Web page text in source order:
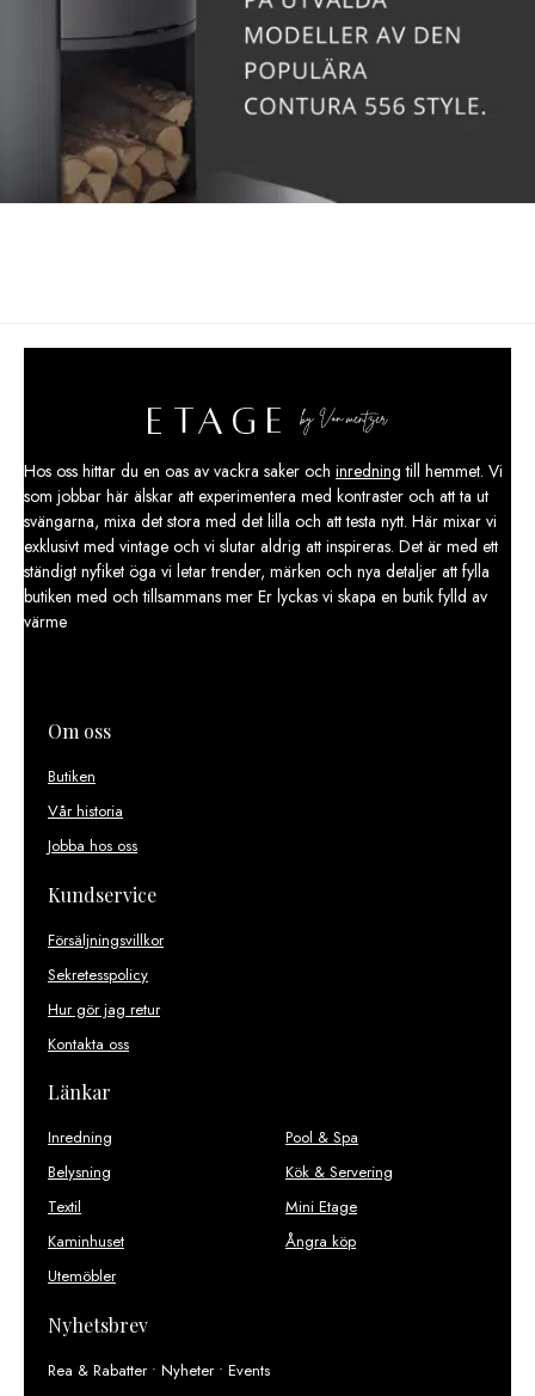
Hos oss hittar du en oas av vackra saker och inredning till hemmet. Vi
som jobbar här älskar att experimentera med kontraster och att ta ut
svängarna, mixa det stora med det lilla och att testa nytt. Här mixar vi
exklusivt med vintage och vi slutar aldrig att inspireras. Det är med ett
ständigt nyfiket öga vi letar trender, märken och nya detaljer att fylla
butiken med och tillsammans mer Er lyckas vi skapa en butik fylld av
värme
Om oss
Butiken
Vår historia
Jobba hos oss
Kundservice
Försäljningsvillkor
Sekretesspolicy
Hur gör jag retur
Kontakta oss
Länkar
Inredning
Belysning
Textil
Kaminhuset
Utemöbler
Pool & Spa
Kök & Servering
Mini Etage
Ångra köp
Nyhetsbrev
Rea & Rabatter • Nyheter • Events